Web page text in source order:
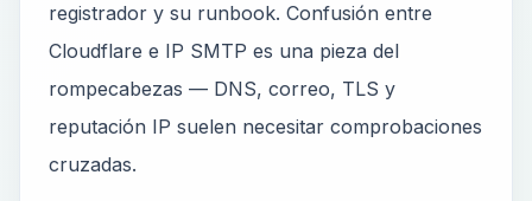
registrador y su runbook. Confusión entre
Cloudflare e IP SMTP es una pieza del
rompecabezas — DNS, correo, TLS y
reputación IP suelen necesitar comprobaciones
cruzadas.